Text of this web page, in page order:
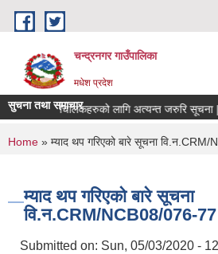
Skip to main content
चन्द्रनगर गाउँपालिका
मधेश प्रदेश
सुचना तथा समाचार
संस्था संचालकहरुको लागि अत्यन्त जरुरि सूचना |
You are here
Home » म्याद थप गरिएको बारे सूचना
म्याद थप गरिएको बारे सूचना
वि.न.CRM/NCB08/076-77
Submitted on: Sun, 05/03/2020 -